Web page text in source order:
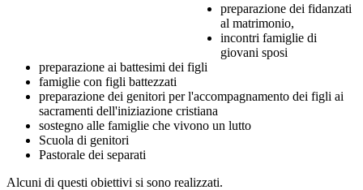
preparazione dei fidanzati
al matrimonio,
incontri famiglie di
giovani sposi
preparazione ai battesimi dei figli
famiglie con figli battezzati
preparazione dei genitori per l'accompagnamento dei figli ai
sacramenti dell'iniziazione cristiana
sostegno alle famiglie che vivono un lutto
Scuola di genitori
Pastorale dei separati
Alcuni di questi obiettivi si sono realizzati.